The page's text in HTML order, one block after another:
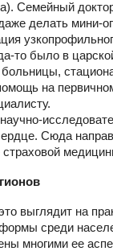
Семейный
делать мини-
то было в
на
Сюда
выглядит на
среди
многими ее